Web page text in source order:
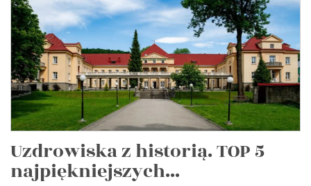
Uzdrowiska z historią. TOP 5
najpiękniejszych...